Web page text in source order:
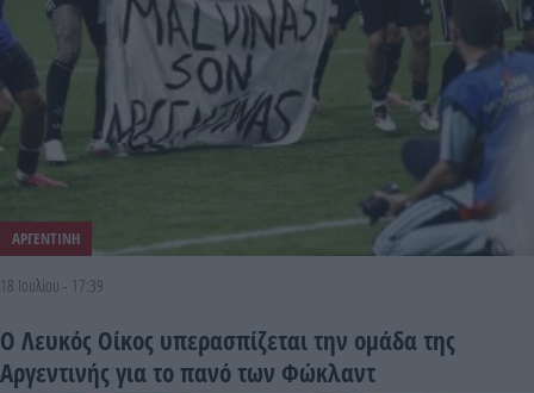
ΑΡΓΕΝΤΙΝΗ
18 Ιουλίου - 17:39
Ο Λευκός Οίκος υπερασπίζεται την ομάδα της
Αργεντινής για το πανό των Φώκλαντ